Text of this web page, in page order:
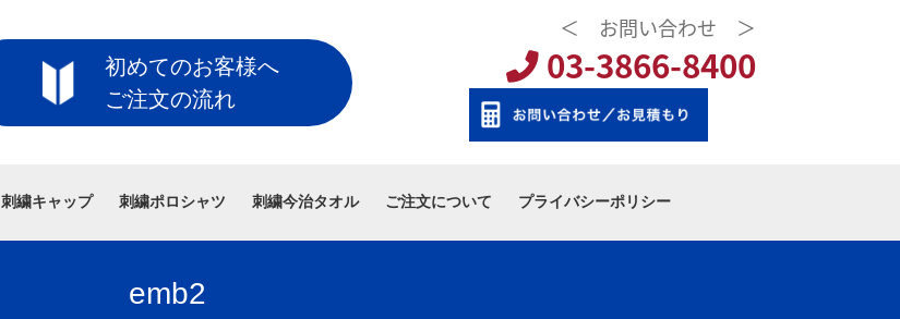
初めてのお客様へ
ご注文の流れ
＜ お問い合わせ ＞
03-3866-8400
刺繍キャップ 刺繍ポロシャツ 刺繍今治タオル ご注文について プライバシーポリシー
emb2